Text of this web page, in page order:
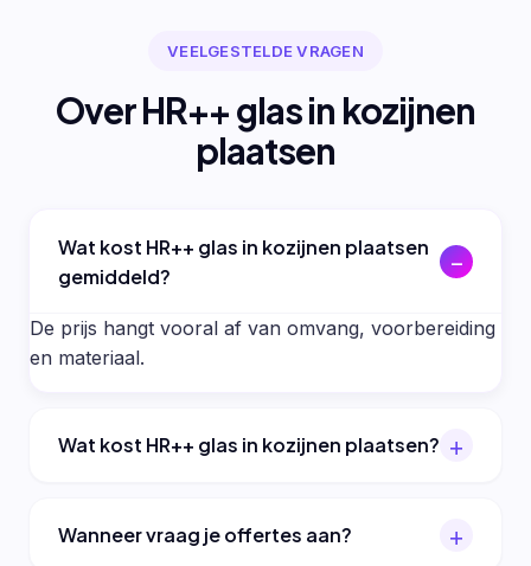
VEELGESTELDE VRAGEN
Over HR++ glas in kozijnen
plaatsen
Wat kost HR++ glas in kozijnen plaatsen
gemiddeld?
De prijs hangt vooral af van omvang, voorbereiding
en materiaal.
Wat kost HR++ glas in kozijnen plaatsen?
Wanneer vraag je offertes aan?